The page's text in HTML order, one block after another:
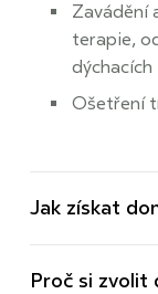
Zavádění
terapie,
dýchacích
Ošetření
Jak získat
Proč si zvolit